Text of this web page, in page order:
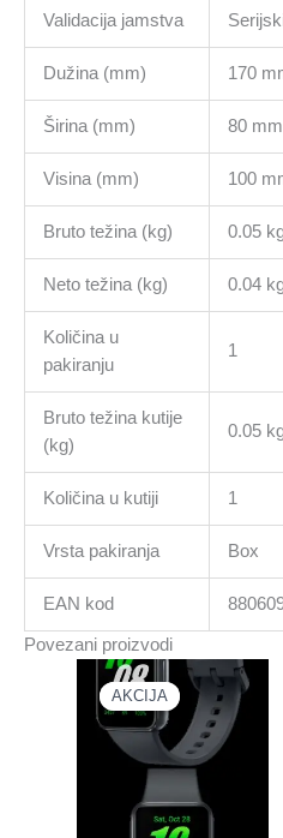
Validacija jamstva
Dužina (mm) 170
Širina (mm) 80 mm
Visina (mm) 100
Bruto težina (kg) 0.05
Neto težina (kg) 0.04
Količina u
pakiranju
1
Bruto težina kutije
(kg)
0.05
Količina u kutiji 1
Vrsta pakiranja Box
EAN kod
Povezani proizvodi
AKCIJA
AKCIJA